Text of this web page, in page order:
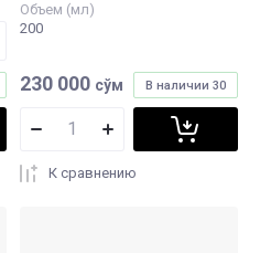
Объем (мл)
200
В наличии 30
230 000 сўм
К сравнению